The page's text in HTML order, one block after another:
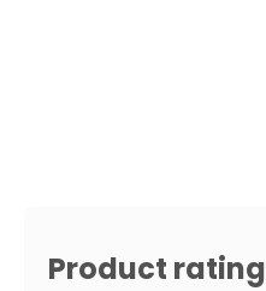
Product rating